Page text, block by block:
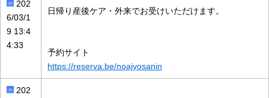
202
6/03/1
9 13:4
4:33
日帰り産後ケア・外来でお受けいただけます。
予約サイト
https://reserva.be/noajyosanin
202